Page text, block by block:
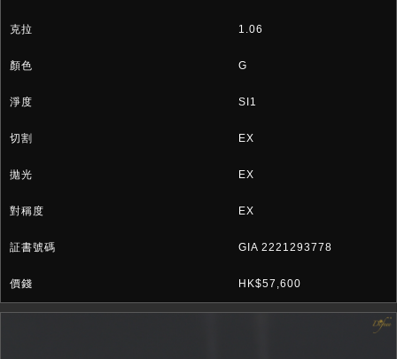
1.06
G
SI1
EX
EX
EX
GIA 2221293778
HK$57,600